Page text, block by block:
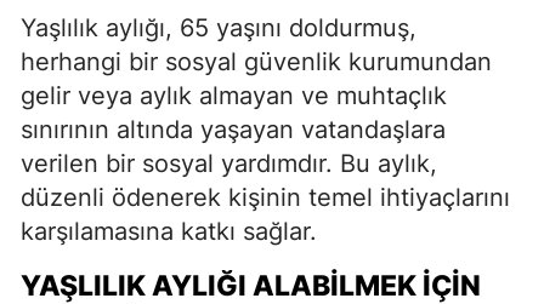
Yaşlılık aylığı, 65 yaşını doldurmuş,
herhangi bir sosyal güvenlik kurumundan
gelir veya aylık almayan ve muhtaçlık
sınırının altında yaşayan vatandaşlara
verilen bir sosyal yardımdır. Bu aylık,
düzenli ödenerek kişinin temel ihtiyaçlarını
karşılamasına katkı sağlar.
YAŞLILIK AYLIĞI ALABILMEK İÇIN